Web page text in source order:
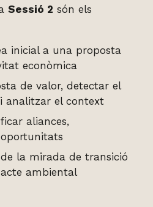
Sessió 2 són els
inicial a una proposta
econòmica
de valor, detectar el
analitzar el context
aliances,
la mirada de transició
ambiental